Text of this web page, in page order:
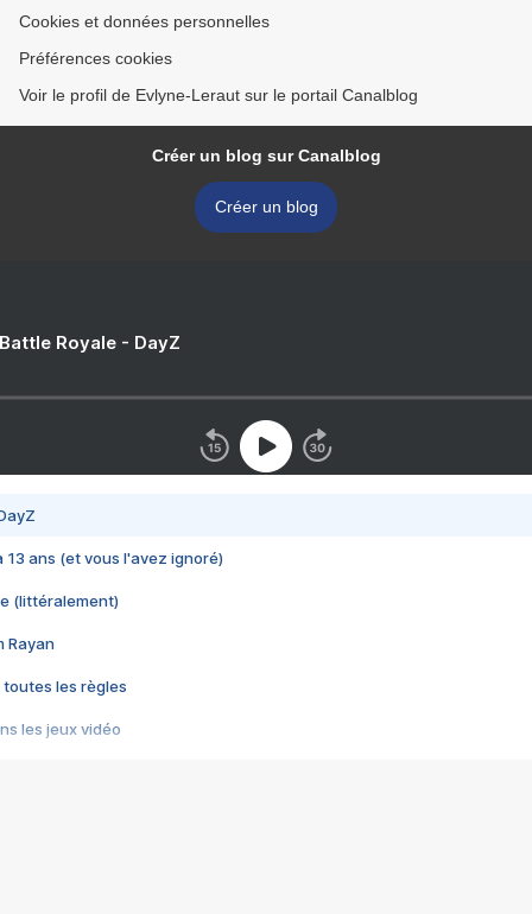
Cookies et données personnelles
Préférences cookies
Voir le profil de Evlyne-Leraut sur le portail Canalblog
Créer un blog sur Canalblog
Créer un blog
Royale - DayZ
13 ans (et vous l'avez ignoré)
(littéralement)
Rayan
toutes les règles
les jeux vidéo